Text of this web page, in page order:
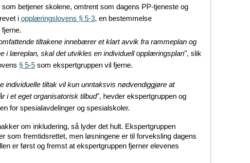
betjener skolene, omtrent som dagens PP-tjeneste og
i opplæringslovens § 5-3, en bestemmelse
tiltakene innebærer et klart avvik fra rammeplan og
i læreplan, skal det utvikles en individuell opplæringsplan", slik
§ 5-5som ekspertgruppen vil fjerne.
individuelle tiltak vil kun unntaksvis nødvendiggjøre at
i et eget organisatorisk tilbud", hevder ekspertgruppen og
for spesialavdelinger og spesialskoler.
om inkludering, så lyder det hult. Ekspertgruppen
som fremtidsrettet, men løsningene er til forveksling dagens
er først og fremst at ekspertgruppen fjerner elevenes